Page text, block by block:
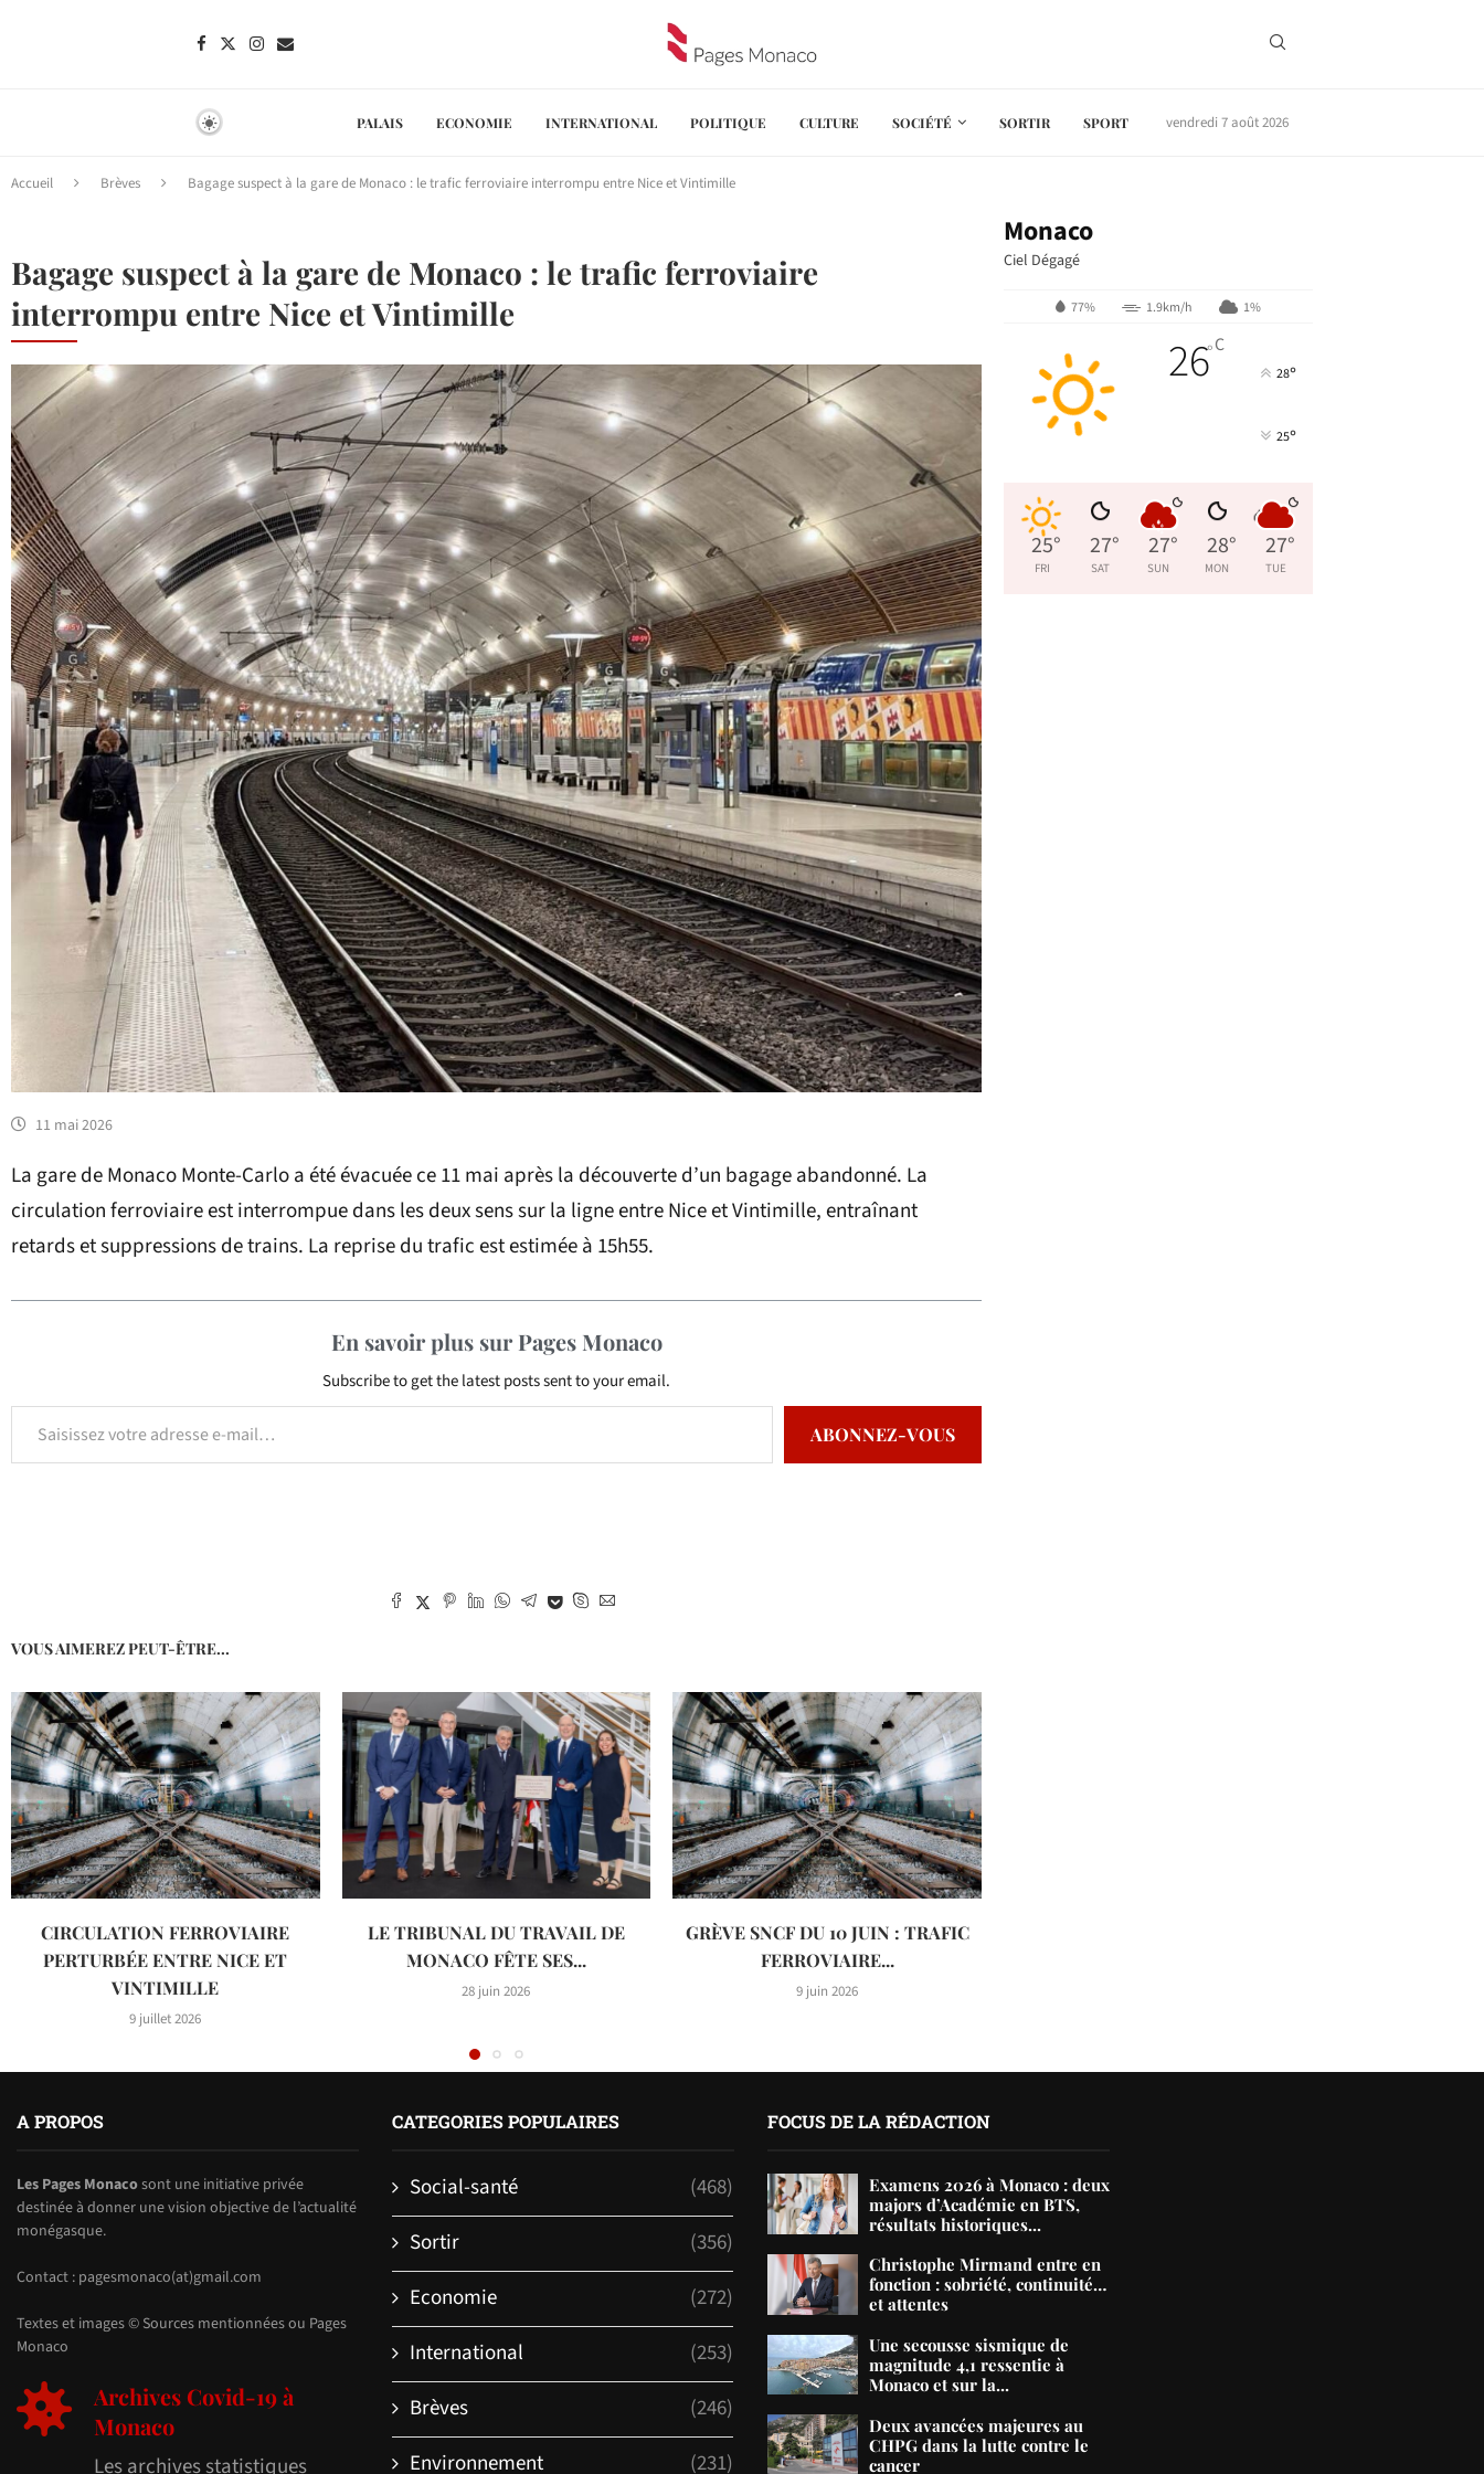
PALAIS ECONOMIE INTERNATIONAL POLITIQUE CULTURE SOCIÉTÉ SORTIR SPORT vendredi 7 août 2026
Accueil Brèves Bagage suspect à la gare de Monaco : le trafic ferroviaire interrompu entre Nice et Vintimille
Bagage suspect à la gare de Monaco : le trafic ferroviaire
interrompu entre Nice et Vintimille
11 mai 2026
La gare de Monaco Monte-Carlo a été évacuée ce 11 mai après la découverte d’un bagage abandonné. La
circulation ferroviaire est interrompue dans les deux sens sur la ligne entre Nice et Vintimille, entraînant
retards et suppressions de trains. La reprise du trafic est estimée à 15h55.
En savoir plus sur Pages Monaco
Subscribe to get the latest posts sent to your email.
ABONNEZ-VOUS
VOUS AIMEREZ PEUT-ÊTRE...
CIRCULATION FERROVIAIRE
PERTURBÉE ENTRE NICE ET
VINTIMILLE
9 juillet 2026
LE TRIBUNAL DU TRAVAIL DE
MONACO FÊTE SES...
28 juin 2026
GRÈVE SNCF DU 10 JUIN : TRAFIC
FERROVIAIRE...
9 juin 2026
Monaco
Ciel Dégagé
77% 1.9km/h 1%
26°C
28°
25°
25°
FRI
27°
SAT
27°
SUN
28°
MON
27°
TUE
A PROPOS
Les Pages Monacosont une initiative privée
destinée à donner une vision objective de l’actualité
monégasque.
Contact : pagesmonaco(at)gmail.com
Textes et images © Sources mentionnées ou Pages
Monaco
Archives Covid-19 à
Monaco
Les archives statistiques
CATEGORIES POPULAIRES
Social-santé
(468)
Sortir
(356)
Economie
(272)
International
(253)
Brèves
(246)
Environnement
(231)
FOCUS DE LA RÉDACTION
Examens 2026 à Monaco : deux
majors d’Académie en BTS,
résultats historiques...
Christophe Mirmand entre en
fonction : sobriété, continuité…
et attentes
Une secousse sismique de
magnitude 4,1 ressentie à
Monaco et sur la...
Deux avancées majeures au
CHPG dans la lutte contre le
cancer